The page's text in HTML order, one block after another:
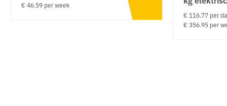
€ 46.59 per week
€ 116.77 per
€ 356.95 per